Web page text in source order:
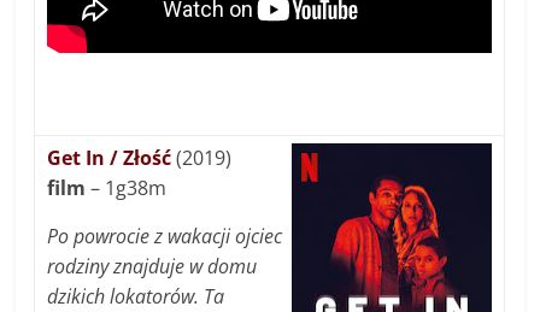
Get In / Złość(2019)
film – 1g38m
Po powrocie z wakacji ojciec
rodziny znajduje w domu
dzikich lokatorów. Ta